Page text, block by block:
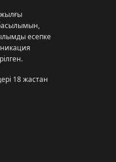
жылғы
есепке
18 жастан